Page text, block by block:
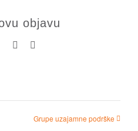
objavu
LinkedIn
Grupe uzajamne podrške